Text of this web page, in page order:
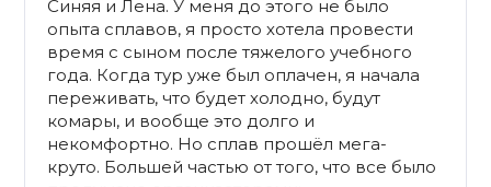
Синяя и Лена. У меня до этого не было
опыта сплавов, я просто хотела провести
время с сыном после тяжелого учебного
года. Когда тур уже был оплачен, я начала
переживать, что будет холодно, будут
комары, и вообще это долго и
некомфортно. Но сплав прошёл мега-
круто. Большей частью от того, что все было